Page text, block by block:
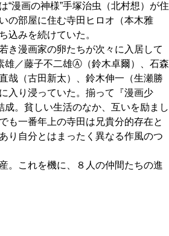
漫画の神様”手塚治虫（北村想）が住
の部屋に住む寺田ヒロオ（本木雅
込みを続けていた。
き漫画家の卵たちが次々に入居して
雄／藤子不二雄Ⓐ（鈴木卓爾）、石森
哉（古田新太）、鈴木伸一（生瀬勝
入り浸っていた。揃って『漫画少
成。貧しい生活のなか、互いを励まし
も一番年上の寺田は兄貴分的存在と
り自分とはまったく異なる作風のつ
。これを機に、８人の仲間たちの進